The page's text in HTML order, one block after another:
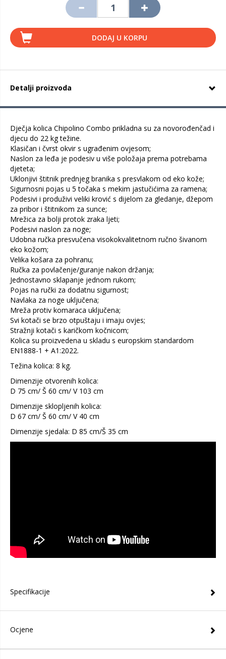
DODAJ U KORPU
Detalji proizvoda
Dječja kolica Chipolino Combo prikladna su za novorođenčad i
djecu do 22 kg težine.
Klasičan i čvrst okvir s ugrađenim ovjesom;
Naslon za leđa je podesiv u više položaja prema potrebama
djeteta;
Uklonjivi štitnik prednjeg branika s presvlakom od eko kože;
Sigurnosni pojas u 5 točaka s mekim jastučićima za ramena;
Podesivi i produživi veliki krović s dijelom za gledanje, džepom
za pribor i štitnikom za sunce;
Mrežica za bolji protok zraka ljeti;
Podesivi naslon za noge;
Udobna ručka presvučena visokokvalitetnom ručno šivanom
eko kožom;
Velika košara za pohranu;
Ručka za povlačenje/guranje nakon držanja;
Jednostavno sklapanje jednom rukom;
Pojas na ručki za dodatnu sigurnost;
Navlaka za noge uključena;
Mreža protiv komaraca uključena;
Svi kotači se brzo otpuštaju i imaju ovjes;
Stražnji kotači s karičkom kočnicom;
Kolica su proizvedena u skladu s europskim standardom
EN1888-1 + A1:2022.
Težina kolica: 8 kg.
Dimenzije otvorenih kolica:
D 75 cm/ Š 60 cm/ V 103 cm
Dimenzije sklopljenih kolica:
D 67 cm/ Š 60 cm/ V 40 cm
Dimenzije sjedala: D 85 cm/Š 35 cm
Specifikacije
Ocjene